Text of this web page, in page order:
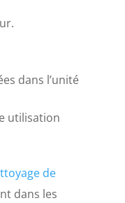
dans l’unité
utilisation
de
dans les